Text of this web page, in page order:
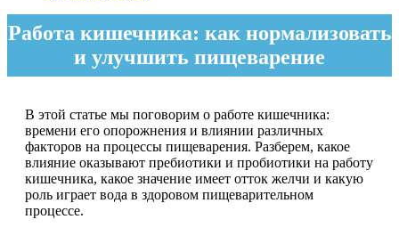
Работа кишечника: как нормализовать
и улучшить пищеварение
В этой статье мы поговорим о работе кишечника:
времени его опорожнения и влиянии различных
факторов на процессы пищеварения. Разберем, какое
влияние оказывают пребиотики и пробиотики на работу
кишечника, какое значение имеет отток желчи и какую
роль играет вода в здоровом пищеварительном
процессе.